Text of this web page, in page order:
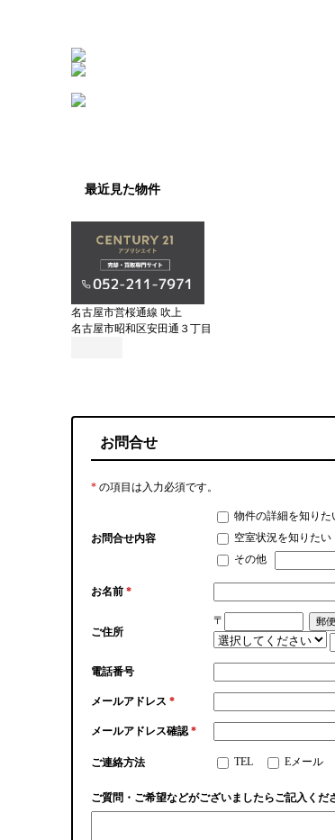
最近見た物件
名古屋市営桜通線 吹上
名古屋市昭和区安田通３丁目
お問合せ
* の項目は入力必須です。
お問合せ内容
物件の詳細を知りた
空室状況を知りたい
その他
お名前 *
ご住所
〒
電話番号
メールアドレス *
メールアドレス確認*
ご連絡方法 TEL Eメール
ご質問・ご希望などがございましたらご記入くだ